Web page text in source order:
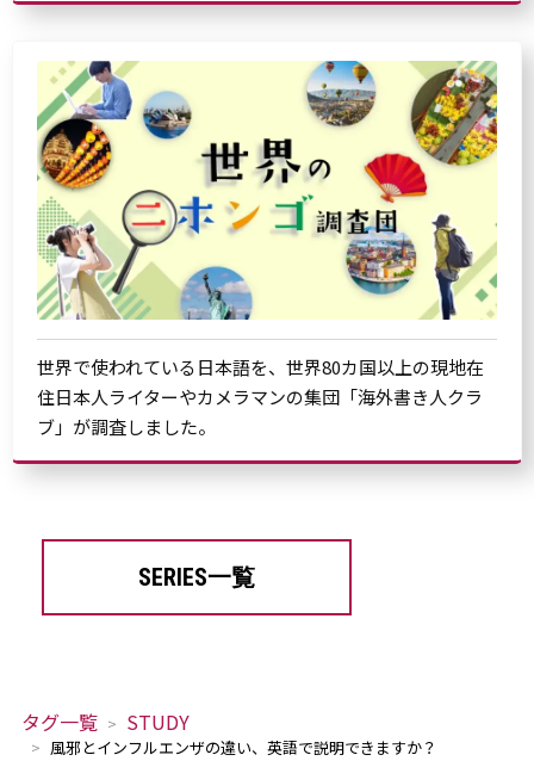
世界で使われている日本語を、世界80カ国以上の現地在
住日本人ライターやカメラマンの集団「海外書き人クラ
ブ」が調査しました。
SERIES一覧
タグ一覧 STUDY
風邪とインフルエンザの違い、英語で説明できますか？